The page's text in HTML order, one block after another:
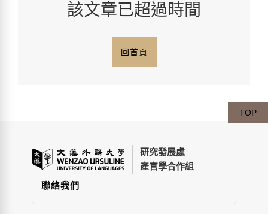
該文章已超過時間
回首頁
研究發展處
產官學合作組
聯絡我們
TOP